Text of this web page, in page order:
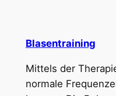
Blasentraining
Mittels der
normale